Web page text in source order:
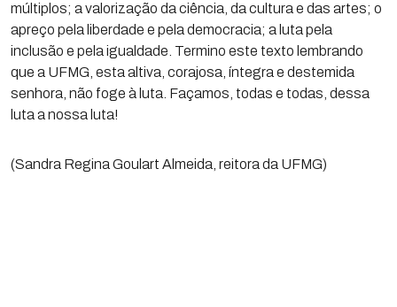
múltiplos; a valorização da ciência, da cultura e das artes; o
apreço pela liberdade e pela democracia; a luta pela
inclusão e pela igualdade. Termino este texto lembrando
que a UFMG, esta altiva, corajosa, íntegra e destemida
senhora, não foge à luta. Façamos, todas e todas, dessa
luta a nossa luta!
(Sandra Regina Goulart Almeida, reitora da UFMG)